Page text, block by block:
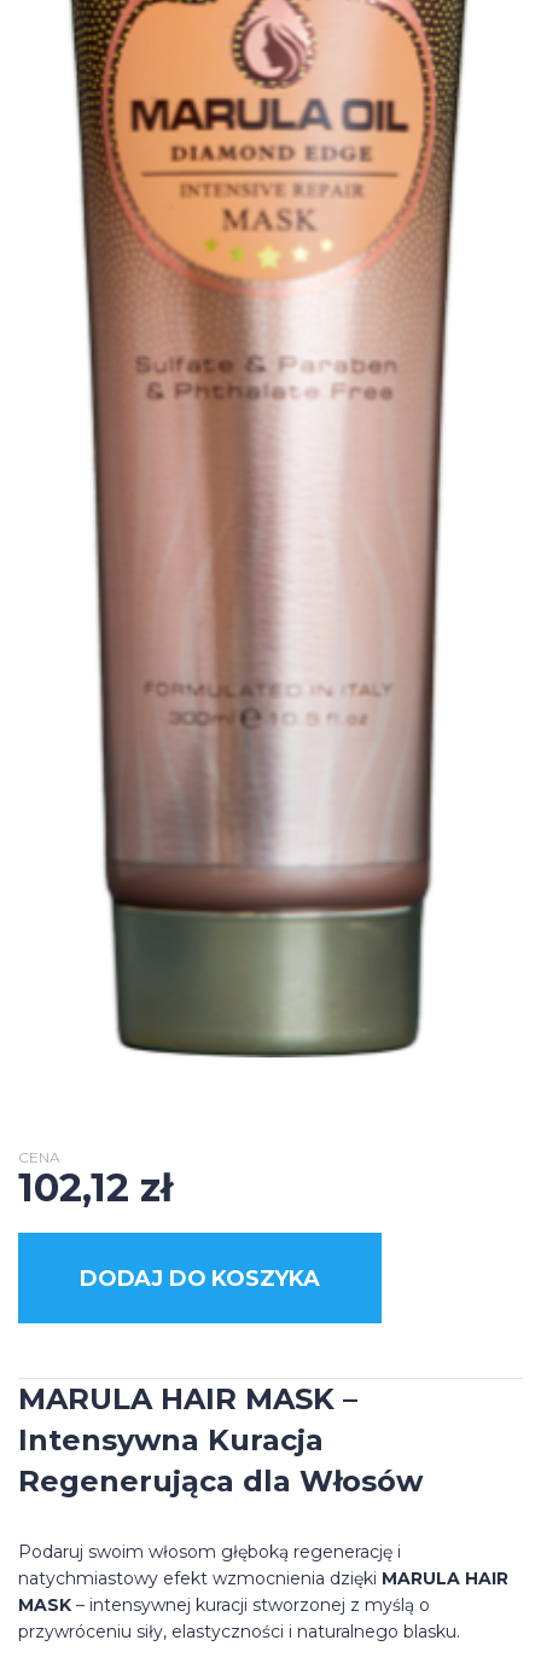
CENA
102,12 zł
DODAJ DO KOSZYKA
MARULA HAIR MASK –
Intensywna Kuracja
Regenerująca dla Włosów
Podaruj swoim włosom głęboką regenerację i
natychmiastowy efekt wzmocnienia dzięki MARULA HAIR
MASK – intensywnej kuracji stworzonej z myślą o
przywróceniu siły, elastyczności i naturalnego blasku.